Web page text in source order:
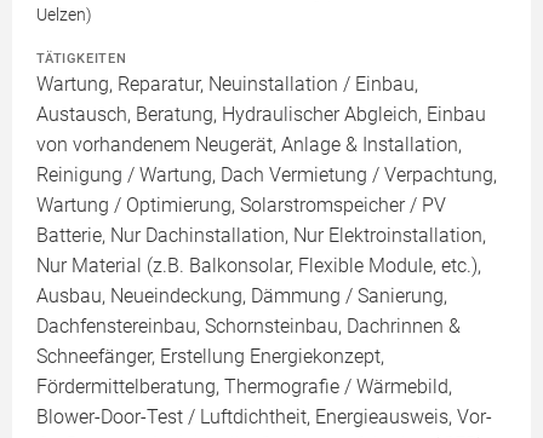
Uelzen)
TÄTIGKEITEN
Wartung, Reparatur, Neuinstallation / Einbau,
Austausch, Beratung, Hydraulischer Abgleich, Einbau
von vorhandenem Neugerät, Anlage & Installation,
Reinigung / Wartung, Dach Vermietung / Verpachtung,
Wartung / Optimierung, Solarstromspeicher / PV
Batterie, Nur Dachinstallation, Nur Elektroinstallation,
Nur Material (z.B. Balkonsolar, Flexible Module, etc.),
Ausbau, Neueindeckung, Dämmung / Sanierung,
Dachfenstereinbau, Schornsteinbau, Dachrinnen &
Schneefänger, Erstellung Energiekonzept,
Fördermittelberatung, Thermografie / Wärmebild,
Blower-Door-Test / Luftdichtheit, Energieausweis, Vor-